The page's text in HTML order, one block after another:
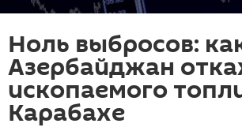
Ноль выбросов:
Азербайджан
ископаемого
Карабахе